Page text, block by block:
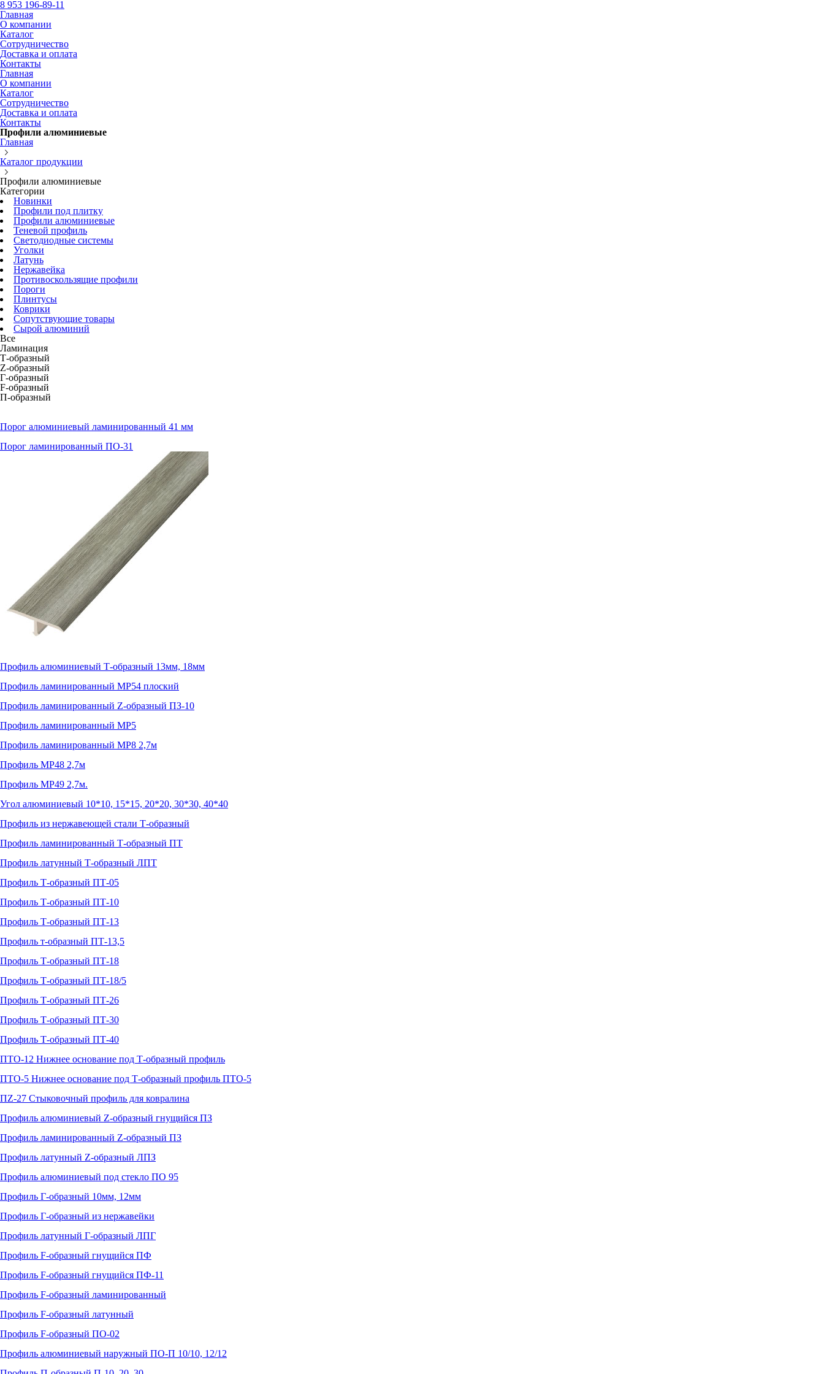
8 953 196-89-11
Главная
О компании
Каталог
Сотрудничество
Доставка и оплата
Контакты
Главная
О компании
Каталог
Сотрудничество
Доставка и оплата
Контакты
Профили алюминиевые
Главная
Каталог продукции
Профили алюминиевые
Категории
Новинки
Профили под плитку
Профили алюминиевые
Теневой профиль
Светодиодные системы
Уголки
Латунь
Нержавейка
Противоскользящие профили
Пороги
Плинтусы
Коврики
Сопутствующие товары
Сырой алюминий
Все
Ламинация
Т-образный
Z-образный
Г-образный
F-образный
П-образный
Порог алюминиевый ламинированный 41 мм
Порог ламинированный ПО-31
Профиль алюминиевый Т-образный 13мм, 18мм
Профиль ламинированный МР54 плоский
Профиль ламинированный Z-образный ПЗ-10
Профиль ламинированный МР5
Профиль ламинированный МР8 2,7м
Профиль МР48 2,7м
Профиль МР49 2,7м.
Угол алюминиевый 10*10, 15*15, 20*20, 30*30, 40*40
Профиль из нержавеющей стали Т-образный
Профиль ламинированный Т-образный ПТ
Профиль латунный Т-образный ЛПТ
Профиль Т-образный ПТ-05
Профиль Т-образный ПТ-10
Профиль Т-образный ПТ-13
Профиль т-образный ПТ-13,5
Профиль Т-образный ПТ-18
Профиль Т-образный ПТ-18/5
Профиль Т-образный ПТ-26
Профиль Т-образный ПТ-30
Профиль Т-образный ПТ-40
ПТО-12 Нижнее основание под Т-образный профиль
ПТО-5 Нижнее основание под Т-образный профиль ПТО-5
ПZ-27 Стыковочный профиль для ковралина
Профиль алюминиевый Z-образный гнущийся ПЗ
Профиль ламинированный Z-образный ПЗ
Профиль латунный Z-образный ЛПЗ
Профиль алюминиевый под стекло ПО 95
Профиль Г-образный 10мм, 12мм
Профиль Г-образный из нержавейки
Профиль латунный Г-образный ЛПГ
Профиль F-образный гнущийся ПФ
Профиль F-образный гнущийся ПФ-11
Профиль F-образный ламинированный
Профиль F-образный латунный
Профиль F-образный ПО-02
Профиль алюминиевый наружный ПО-П 10/10, 12/12